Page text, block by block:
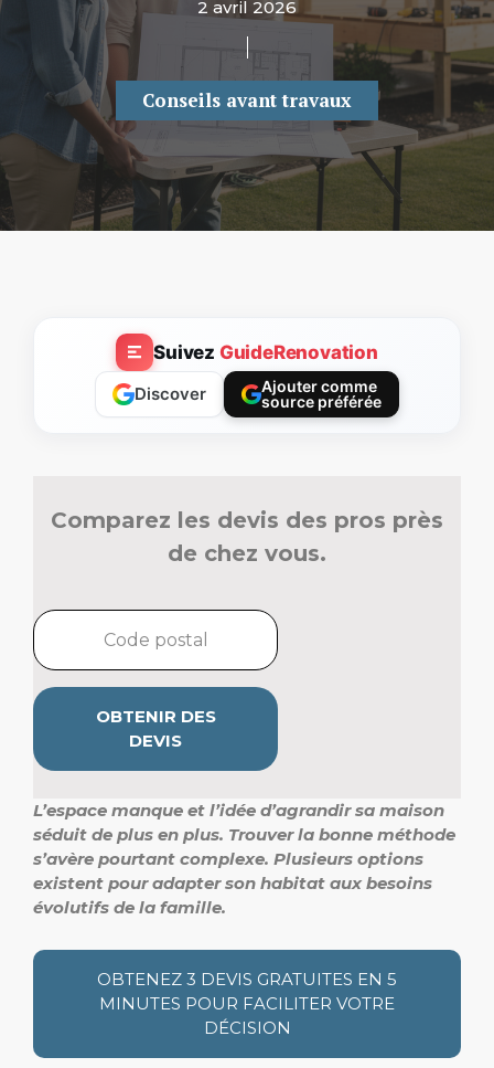
2 avril 2026
Conseils avant travaux
Suivez GuideRenovation
Discover
Ajouter comme
source préférée
Comparez les devis des pros près
de chez vous.
OBTENIR DES
DEVIS
L’espace manque et l’idée d’agrandir sa maison
séduit de plus en plus. Trouver la bonne méthode
s’avère pourtant complexe. Plusieurs options
existent pour adapter son habitat aux besoins
évolutifs de la famille.
OBTENEZ 3 DEVIS GRATUITES EN 5
MINUTES POUR FACILITER VOTRE
DÉCISION